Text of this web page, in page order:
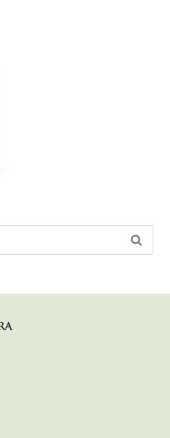
Cerca